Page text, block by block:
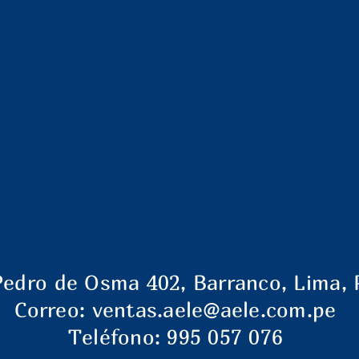
de Osma 402, Barranco, Lima,
Correo: ventas.aele@aele.com.pe
Teléfono: 995 057 076